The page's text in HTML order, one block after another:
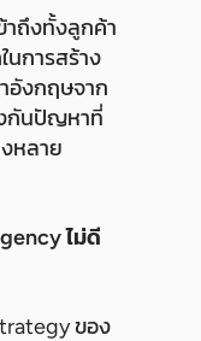
าถึงทั้งลูกค้า
นการสร้าง
อังกฤษจาก
กันปัญหาที่
หลาย
ไม่ดี
ของ